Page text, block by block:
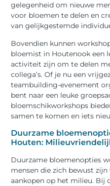
gelegenheid om nieuwe
voor bloemen te delen en
van gelijkgestemde
Bovendien kunnen
bloemist in Houtenook een
activiteit zijn om te delen
collega’s. Of je nu een
teambuilding-evenement
bent naar een leuke
bloemschikworkshops
samen te komen en iets
Duurzame
Houten:
Duurzame bloemenopties
mensen die zich bewust
aankopen op het milieu. Bij